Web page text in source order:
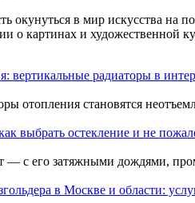
окунуться в мир искусства на
о картинах и художественной
вертикальные радиаторы в
отопления становятся
выбрать остекление и не
— с его затяжными дождями,
в Москве и области: